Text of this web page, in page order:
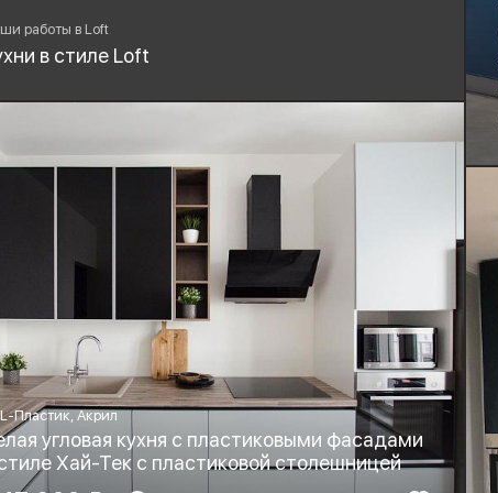
Blum
работы в Loft
в стиле Loft
Пластик, Акрил
угловая кухня с пластиковыми фасадами
Хай-Тек с пластиковой столешницей